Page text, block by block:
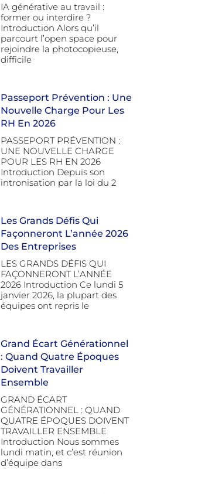
IA générative au travail :
former ou interdire ?
Introduction Alors qu’il
parcourt l’open space pour
rejoindre la photocopieuse,
difficile
Passeport Prévention : Une
Nouvelle Charge Pour Les
RH En 2026
PASSEPORT PRÉVENTION :
UNE NOUVELLE CHARGE
POUR LES RH EN 2026
Introduction Depuis son
intronisation par la loi du 2
Les Grands Défis Qui
Façonneront L’année 2026
Des Entreprises
LES GRANDS DÉFIS QUI
FAÇONNERONT L’ANNÉE
2026 Introduction Ce lundi 5
janvier 2026, la plupart des
équipes ont repris le
Grand Écart Générationnel
: Quand Quatre Époques
Doivent Travailler
Ensemble
GRAND ÉCART
GÉNÉRATIONNEL : QUAND
QUATRE ÉPOQUES DOIVENT
TRAVAILLER ENSEMBLE
Introduction Nous sommes
lundi matin, et c’est réunion
d’équipe dans